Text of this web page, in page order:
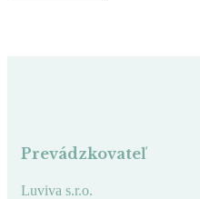
Prevádzkovateľ
Luviva s.r.o.